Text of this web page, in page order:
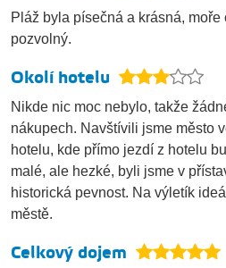
Pláž byla písečná a krásná, moře
pozvolný.
Okolí hotelu
Nikde nic moc nebylo, takže
nákupech. Navštívili jsme město
hotelu, kde přímo jezdí z hotelu
malé, ale hezké, byli jsme v
historická pevnost. Na výletík
městě.
Celkový dojem